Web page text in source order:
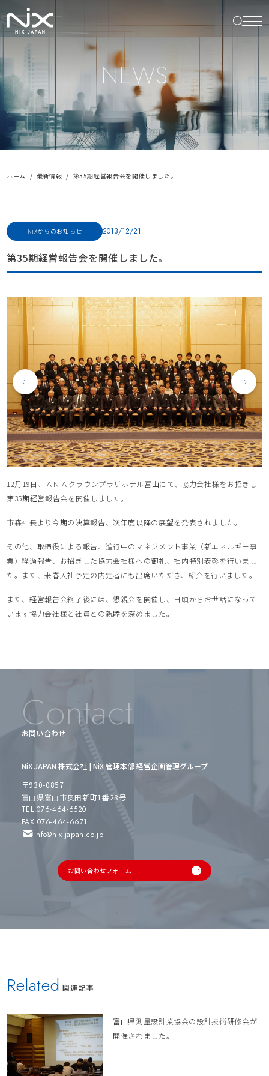
NEWS
ホーム 最新情報 第35期経営報告会を開催しました。
NiXからのお知らせ 2013/12/21
第35期経営報告会を開催しました。
12月19日、ＡＮＡクラウンプラザホテル富山にて、協力会社様をお招きし
第35期経営報告会を開催しました。
市森社長より今期の決算報告、次年度以降の展望を発表されました。
その他、取締役による報告、進行中のマネジメント事業（新エネルギー事
業）経過報告、お招きした協力会社様への御礼、社内特別表彰を行いまし
た。また、来春入社予定の内定者にも出席いただき、紹介を行いました。
また、経営報告会終了後には、懇親会を開催し、日頃からお世話になって
います協力会社様と社員との親睦を深めました。
Contact
お問い合わせ
NiX JAPAN 株式会社 | NiX 管理本部 経営企画管理グループ
〒930-0857
富山県富山市奥田新町1番23号
TEL.076-464-6520
FAX.076-464-6671
info@nix-japan.co.jp
お問い合わせフォーム
Related 関連記事
富山県測量設計業協会の設計技術研修会が
開催されました。